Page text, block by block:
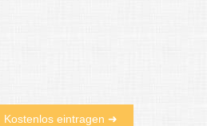
Kostenlos eintragen ➜